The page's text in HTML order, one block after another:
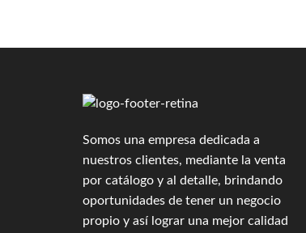
Somos una empresa dedicada a
nuestros clientes, mediante la venta
por catálogo y al detalle, brindando
oportunidades de tener un negocio
propio y así lograr una mejor calidad